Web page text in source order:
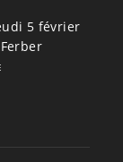
5 février